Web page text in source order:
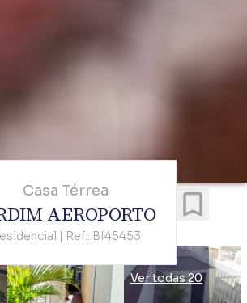
Casa Térrea
AEROPORTO
| Ref.: BI45453
Ver todas 20